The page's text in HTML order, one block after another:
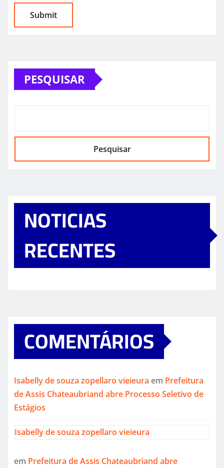
PESQUISAR
Pesquisar
NOTICIAS
RECENTES
COMENTÁRIOS
Isabelly de souza zopellaro vieieura em Prefeitura
de Assis Chateaubriand abre Processo Seletivo de
Estágios
Isabelly de souza zopellaro vieieura
em Prefeitura de Assis Chateaubriand abre